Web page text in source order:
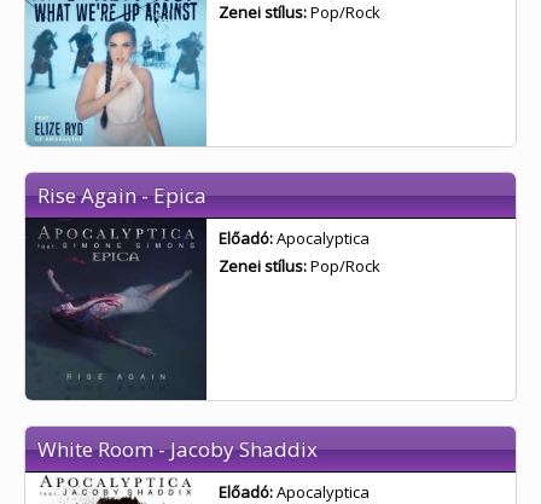
Zenei stílus:Pop/Rock
Rise Again - Epica
Előadó:Apocalyptica
Zenei stílus:Pop/Rock
White Room - Jacoby Shaddix
Előadó:Apocalyptica